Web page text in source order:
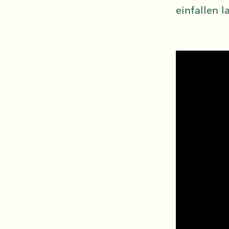
einfallen